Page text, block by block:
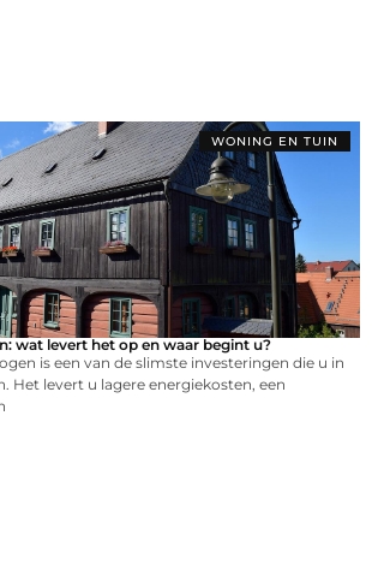
WONING EN TUIN
wat levert het op en waar begint u?
is een van de slimste investeringen die u in
Het levert u lagere energiekosten, een